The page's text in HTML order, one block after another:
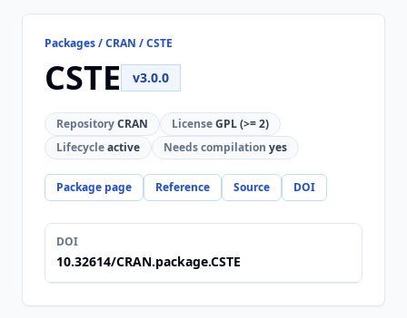
Packages / CRAN / CSTE
CSTE v3.0.0
RepositoryCRAN LicenseGPL (>= 2)
Lifecycleactive Needs compilation yes
Package page Reference Source DOI
DOI
10.32614/CRAN.package.CSTE